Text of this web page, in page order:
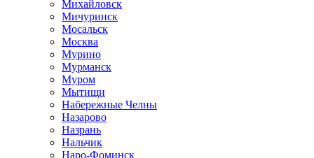
Михайловск
Мичуринск
Мосальск
Москва
Мурино
Мурманск
Муром
Мытищи
Набережные Челны
Назарово
Назрань
Нальчик
Наро-Фоминск